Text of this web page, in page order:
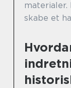
skabe et